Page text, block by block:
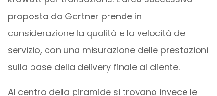
proposta da Gartner prende in
considerazione la qualità e la velocità del
servizio, con una misurazione delle prestazioni
sulla base della delivery finale al cliente.
Al centro della piramide si trovano invece le